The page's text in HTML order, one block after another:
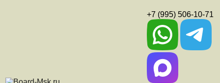
+7 (995) 506-10-71